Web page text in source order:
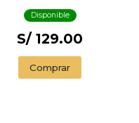
AÑOS FELICES II;
UN DIA EN LA VIDA
III
Disponible
S/ 129.00
Comprar